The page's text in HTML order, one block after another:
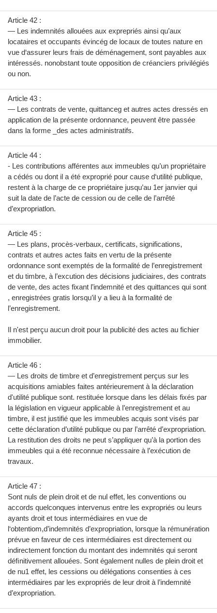
Article 42 :
— Les indemnités allouées aux exprepriés ainsi qu’aux
locataires et occupants évincég de locaux de toutes nature en
vue d‘assurer leurs frais de déménagement, sont payables aux
intéressés. nonobstant toute opposition de créanciers privilégiés
ou non.
Article 43 :
— Les contrats de vente, quittanceg et autres actes dressés en
application de la présente ordonnance, peuvent être passée
dans la forme _des actes administratifs.
Article 44 :
- Les contributions afférentes aux immeubles qu’un propriétaire
a cédés ou dont il a été exproprié pour cause d‘utilité publique,
restent à la charge de ce propriétaire jusqu’au 1er janvier qui
suit la date de l’acte de cession ou de celle de l’arrêté
d’expropriatlon.
Article 45 :
— Les plans, procès-verbaux, certificats, significations,
contrats et autres actes faits en vertu de la présente
ordonnance sont exemptés de la formalité de l’enregistrement
et du timbre, à l’excution des décisions judiciaires, des contrats
de vente, des actes fixant l’indemnité et des quittances qui sont
, enregistrées gratis lorsqu’il y a lieu à la formalité de
l’enregistrement.
Il n'est perçu aucun droit pour la publicité des actes au fichier
immobilier.
Article 46 :
— Les droits de timbre et d’enregistrement perçus sur les
acquisitions amiables faites antérieurement à la déclaration
d'utilité publique sont. restituée lorsque dans les délais fixés par
la législation en vigueur applicable à l’enregistrement et au
timbre, il est justifié que les immeubles acquis sont visés par
cette déclaration d’utilité publique ou par l’arrêté d’expropriation.
La restitution des droits ne peut s’appliquer qu’à la portion des
immeubles qui a été reconnue nécessaire à l’exécution de
travaux.
Article 47 :
Sont nuls de plein droit et de nul effet, les conventions ou
accords quelconques intervenus entre les expropriés ou leurs
ayants droit et tous intermédiaires en vue de
l‘obtentiom,d’indemnités d’expropriation, lorsque la rémunération
prévue en faveur de ces intermédiaires est directement ou
indirectement fonction du montant des indemnités qui seront
déﬁnitivement allouées. Sont également nulles de plein droit et
de nu1 effet, les cessions ou délégations consenties à ces
intermédiaires par les expropriés de leur droit à l’indemnité
d’expropriation.